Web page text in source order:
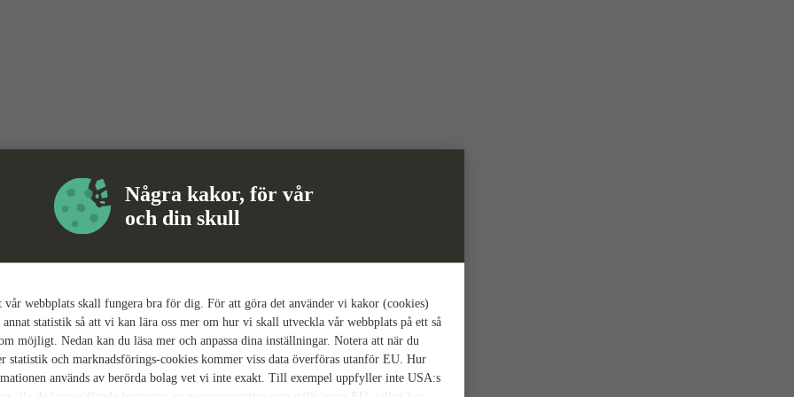
Några kakor, för vår
och din skull
webbplats skall fungera bra för dig. För att göra det använder vi kakor (cookies)
statistik så att vi kan lära oss mer om hur vi skall utveckla vår webbplats på ett så
möjligt. Nedan kan du läsa mer och anpassa dina inställningar. Notera att när du
statistik och marknadsförings-cookies kommer viss data överföras utanför EU. Hur
används av berörda bolag vet vi inte exakt. Till exempel uppfyller inte USA:s